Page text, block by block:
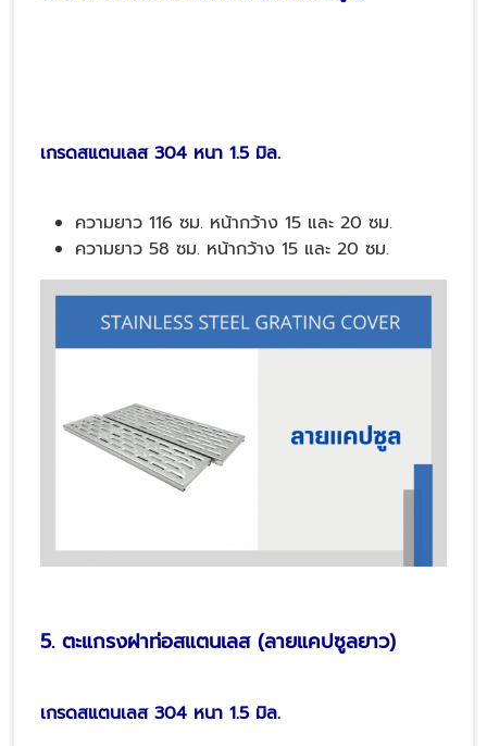
เกรดสแตนเลส 304 หนา 1.5 มิล.
ความยาว 116 ซม. หน้ากว้าง 15 และ 20 ซม.
ความยาว 58 ซม. หน้ากว้าง 15 และ 20 ซม.
5. ตะแกรงฝาท่อสแตนเลส (ลายแคปซูลยาว)
เกรดสแตนเลส 304 หนา 1.5 มิล.